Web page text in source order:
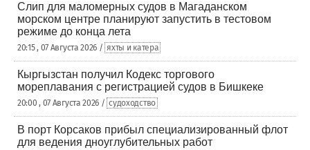
Слип для маломерных судов в Магаданском
морском центре планируют запустить в тестовом
режиме до конца лета
20:15 , 07 Августа 2026 / яхты и катера
Кыргызстан получил Кодекс торгового
мореплавания с регистрацией судов в Бишкеке
20:00 , 07 Августа 2026 / судоходство
В порт Корсаков прибыл специализированный флот
для ведения дноуглубительных работ